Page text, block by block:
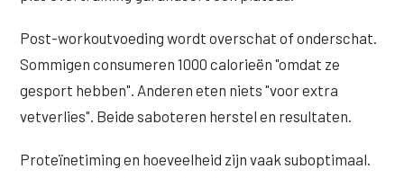
Post-workoutvoeding wordt overschat of onderschat.
Sommigen consumeren 1000 calorieën "omdat ze
gesport hebben". Anderen eten niets "voor extra
vetverlies". Beide saboteren herstel en resultaten.
Proteïnetiming en hoeveelheid zijn vaak suboptimaal.